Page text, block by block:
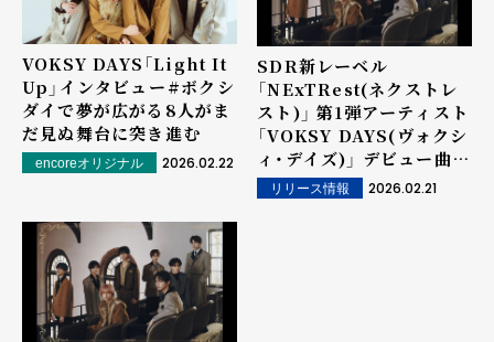
VOKSY DAYS「Light It
Up」インタビュー――#ボクシ
ダイで夢が広がる8人がま
だ見ぬ舞台に突き進む
encoreオリジナル 2026.02.22
SDR新レーベル
「NExTRest(ネクストレ
スト)」 第1弾アーティスト
「VOKSY DAYS(ヴォクシ
ィ・デイズ)」 デビュー曲
「Light It Up」ミュージ
ックビデオ本日公開。6月
リリース情報 2026.02.21